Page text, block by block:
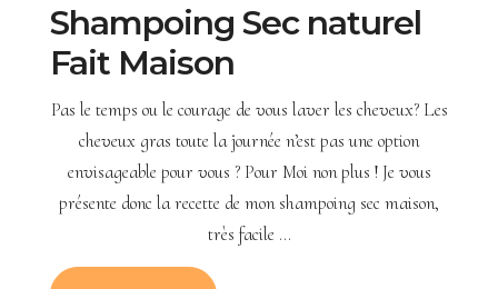
Shampoing Sec naturel
Fait Maison
Pas le temps ou le courage de vous laver les cheveux? Les
cheveux gras toute la journée n’est pas une option
envisageable pour vous ? Pour Moi non plus ! Je vous
présente donc la recette de mon shampoing sec maison,
très facile …